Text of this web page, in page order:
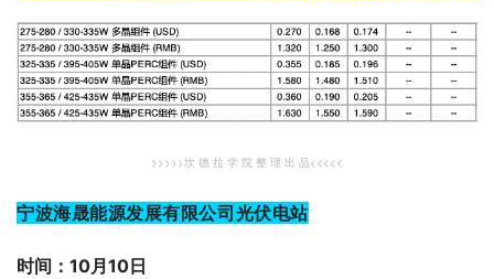
>>>>>坎 德 拉 学 院 整 理 出 品<<<<<
宁波海晟能源发展有限公司光伏电站
时间：10月10日